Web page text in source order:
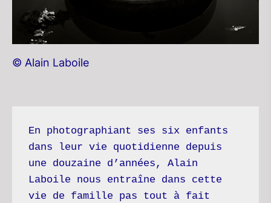
© Alain Laboile
En photographiant ses six enfants
dans leur vie quotidienne depuis
une douzaine d’années, Alain
Laboile nous entraîne dans cette
vie de famille pas tout à fait